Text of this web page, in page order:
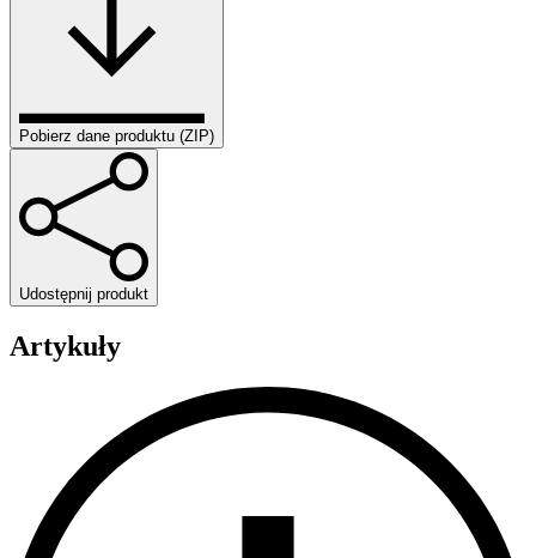
Pobierz dane produktu (ZIP)
Udostępnij produkt
Artykuły